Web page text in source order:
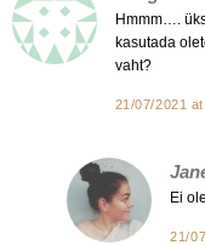
Hmmm….
kasutada
vaht?
21/07/2021
Ei
21/